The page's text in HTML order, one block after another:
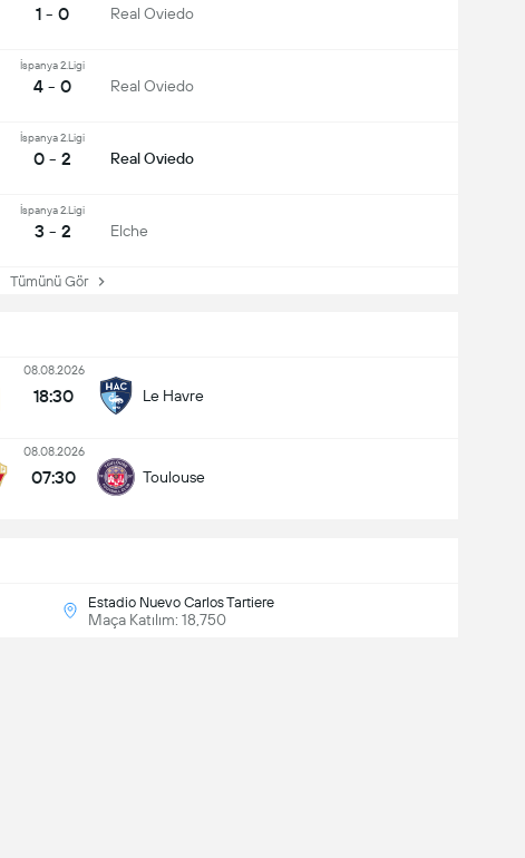
08.08.2026
18:30 Le Havre
08.08.2026
07:30 Toulouse
Estadio Nuevo Carlos Tartiere
Maça Katılım: 18,750
1 - 0 Real Oviedo
İspanya 2.Ligi
4 - 0 Real Oviedo
İspanya 2.Ligi
0 - 2 Real Oviedo
İspanya 2.Ligi
3 - 2 Elche
Tümünü Gör